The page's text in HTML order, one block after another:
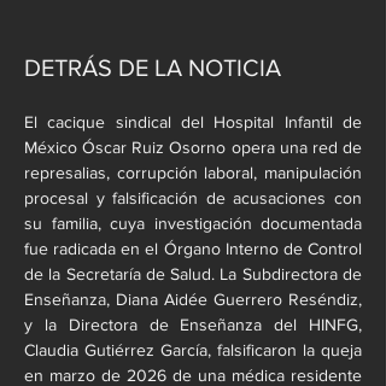
DETRÁS DE LA NOTICIA
El cacique sindical del Hospital Infantil de
México Óscar Ruiz Osorno opera una red de
represalias, corrupción laboral, manipulación
procesal y falsificación de acusaciones con
su familia, cuya investigación documentada
fue radicada en el Órgano Interno de Control
de la Secretaría de Salud. La Subdirectora de
Enseñanza, Diana Aidée Guerrero Reséndiz,
y la Directora de Enseñanza del HINFG,
Claudia Gutiérrez García, falsificaron la queja
en marzo de 2026 de una médica residente